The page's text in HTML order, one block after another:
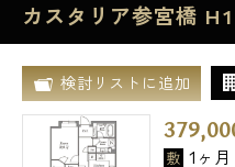
カスタリア参宮橋
検討リストに追加
敷 1ヶ月